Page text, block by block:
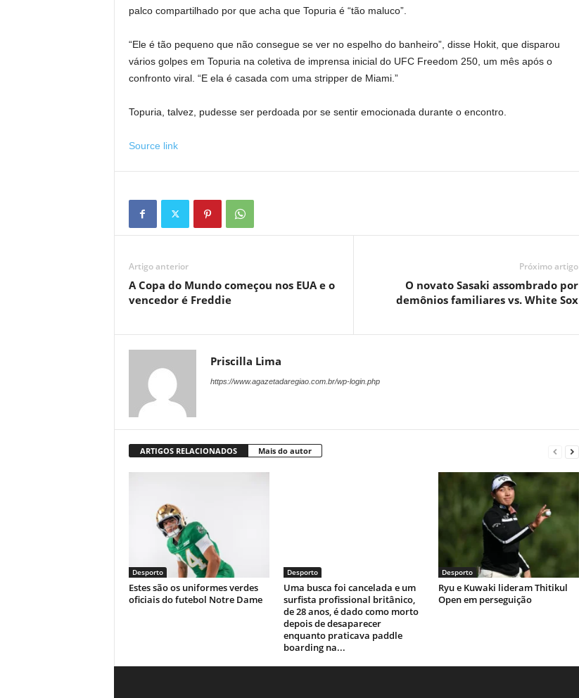
palco compartilhado por que acha que Topuria é “tão maluco”.
“Ele é tão pequeno que não consegue se ver no espelho do banheiro”, disse Hokit, que disparou
vários golpes em Topuria na coletiva de imprensa inicial do UFC Freedom 250, um mês após o
confronto viral. “E ela é casada com uma stripper de Miami.”
Topuria, talvez, pudesse ser perdoada por se sentir emocionada durante o encontro.
Source link
Artigo anterior
A Copa do Mundo começou nos EUA e o
vencedor é Freddie
Próximo artigo
O novato Sasaki assombrado por
demônios familiares vs. White Sox
Priscilla Lima
https://www.agazetadaregiao.com.br/wp-login.php
ARTIGOS RELACIONADOS Mais do autor
Desporto
Estes são os uniformes verdes
oficiais do futebol Notre Dame
Desporto
Uma busca foi cancelada e um
surfista profissional britânico,
de 28 anos, é dado como morto
depois de desaparecer
enquanto praticava paddle
boarding na...
Desporto
Ryu e Kuwaki lideram Thitikul
Open em perseguição